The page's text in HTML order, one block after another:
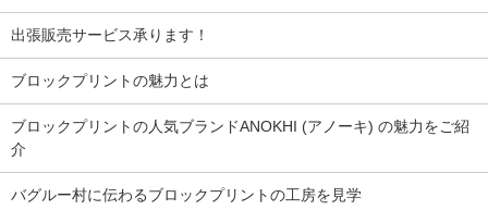
出張販売サービス承ります！
ブロックプリントの魅力とは
ブロックプリントの人気ブランドANOKHI (アノーキ) の魅力をご紹
介
バグルー村に伝わるブロックプリントの工房を見学